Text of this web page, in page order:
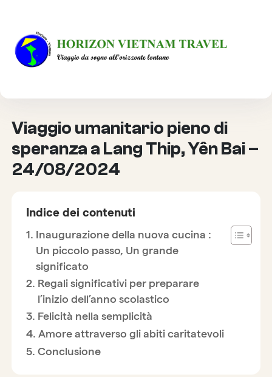
HOME
VIAGGIO RESPONSABILE
Viaggio umanitario pieno di
speranza a Lang Thip, Yên Bai –
24/08/2024
Indice dei contenuti
Inaugurazione della nuova cucina :
Un piccolo passo, Un grande
significato
Regali significativi per preparare
l’inizio dell’anno scolastico
Felicità nella semplicità
Amore attraverso gli abiti caritatevoli
Conclusione